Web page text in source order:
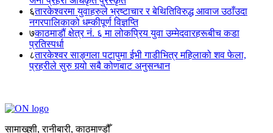
६तारकेश्वरमा युवाहरुले भ्रष्टाचार र बेथितिविरुद्ध आवाज उठाँउदा
नगरपालिकाको धम्कीपूर्ण विज्ञप्ति
७काठमाडौं क्षेत्र नं. ६ मा लोकप्रिय युवा उम्मेदवारहरूबीच कडा
प्रतिस्पर्धा
८तारकेश्वर साङ्गला पटापुमा ईभी गाडीभित्र महिलाको शव फेला,
प्रहरीले सुरु गर्‍यो सबै कोणबाट अनुसन्धान
सामाखुशी, रानीबारी, काठमाण्डौँ